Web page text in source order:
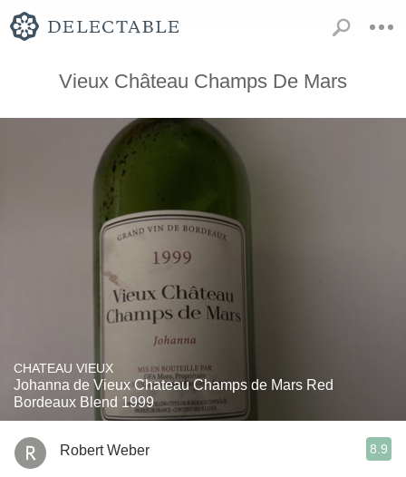
Vieux Château Champs De Mars
CHATEAU VIEUX
Johanna de Vieux Chateau Champs de Mars Red
Bordeaux Blend 1999
Robert Weber 8.9